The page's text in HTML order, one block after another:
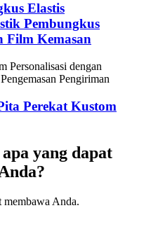
Elastis
Pembungkus
Film Kemasan
Perekat Kustom
yang dapat
membawa Anda.